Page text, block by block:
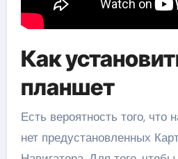
Как
планшет
Есть вероятность того,
нет предустановленных